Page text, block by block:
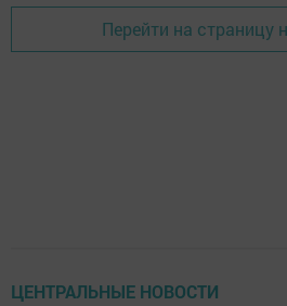
Перейти на страницу
ЦЕНТРАЛЬНЫЕ НОВОСТИ